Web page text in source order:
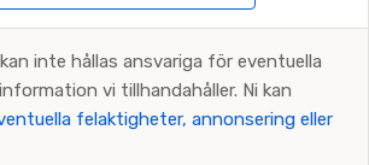
inte hållas ansvariga för eventuella
vi tillhandahåller. Ni kan
felaktigheter, annonsering eller